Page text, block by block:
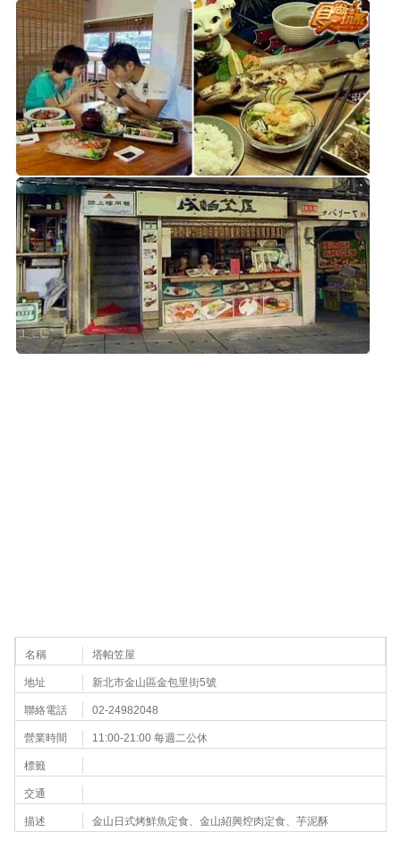
名稱 塔帕笠屋
地址 新北市金山區金包里街5號
聯絡電話 02-24982048
營業時間 11:00-21:00 每週二公休
標籤
交通
描述 金山日式烤鮮魚定食、金山紹興焢肉定食、芋泥酥